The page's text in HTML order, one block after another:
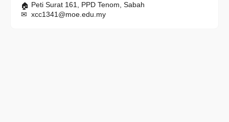
Peti Surat 161, PPD Tenom, Sabah
xcc1341@moe.edu.my